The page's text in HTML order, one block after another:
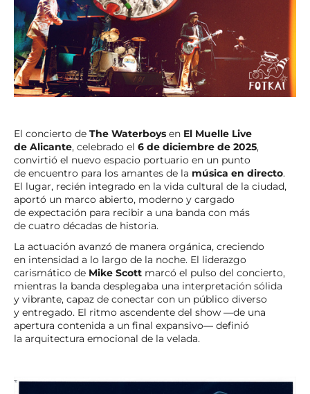
El concierto de The Waterboys en El Muelle Live
de Alicante, celebrado el 6 de diciembre de 2025,
convirtió el nuevo espacio portuario en un punto
de encuentro para los amantes de la música en directo.
El lugar, recién integrado en la vida cultural de la ciudad,
aportó un marco abierto, moderno y cargado
de expectación para recibir a una banda con más
de cuatro décadas de historia.
La actuación avanzó de manera orgánica, creciendo
en intensidad a lo largo de la noche. El liderazgo
carismático de Mike Scott marcó el pulso del concierto,
mientras la banda desplegaba una interpretación sólida
y vibrante, capaz de conectar con un público diverso
y entregado. El ritmo ascendente del show —de una
apertura contenida a un final expansivo— definió
la arquitectura emocional de la velada.